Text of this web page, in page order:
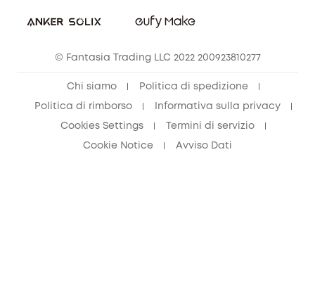
© Fantasia Trading LLC 2022 200923810277
Chi siamo Politica di spedizione
Politica di rimborso Informativa sulla privacy
Cookies Settings Termini di servizio
Cookie Notice Avviso Dati